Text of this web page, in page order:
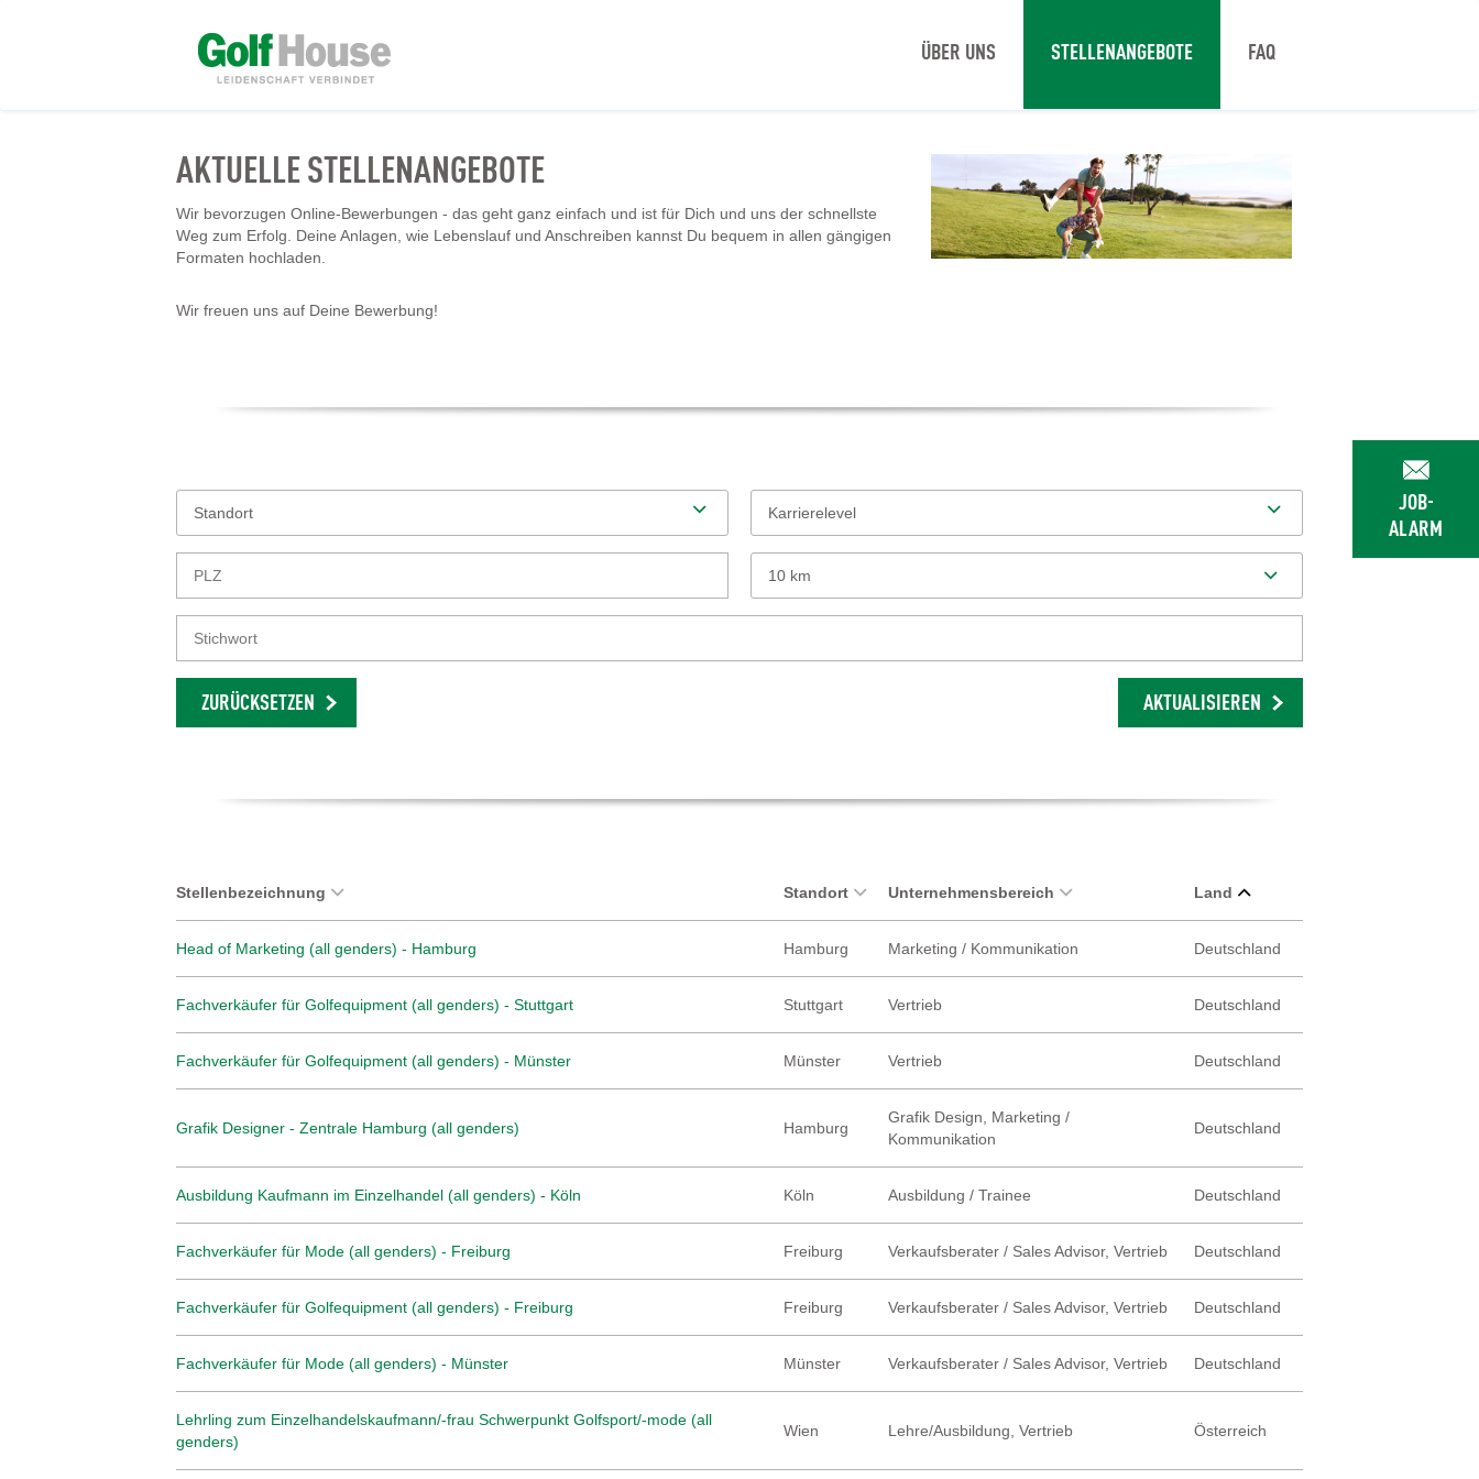
ÜBER UNS STELLENANGEBOTE FAQ
AKTUELLE STELLENANGEBOTE
Wir bevorzugen Online-Bewerbungen - das geht ganz einfach und ist für Dich und uns der schnellste
Weg zum Erfolg. Deine Anlagen, wie Lebenslauf und Anschreiben kannst Du bequem in allen gängigen
Formaten hochladen.
Wir freuen uns auf Deine Bewerbung!
Standort Karrierelevel
10 km
ZURÜCKSETZEN AKTUALISIEREN
Stellenbezeichnung Standort Unternehmensbereich Land
Head of Marketing (all genders) - Hamburg Hamburg Marketing / Kommunikation Deutschland
Fachverkäufer für Golfequipment (all genders) - Stuttgart Stuttgart Vertrieb Deutschland
Fachverkäufer für Golfequipment (all genders) - Münster Münster Vertrieb Deutschland
Grafik Designer - Zentrale Hamburg (all genders) Hamburg
Grafik Design, Marketing /
Kommunikation
Deutschland
Ausbildung Kaufmann im Einzelhandel (all genders) - Köln Köln Ausbildung / Trainee Deutschland
Fachverkäufer für Mode (all genders) - Freiburg Freiburg Verkaufsberater / Sales Advisor, Vertrieb Deutschland
Fachverkäufer für Golfequipment (all genders) - Freiburg Freiburg Verkaufsberater / Sales Advisor, Vertrieb Deutschland
Fachverkäufer für Mode (all genders) - Münster Münster Verkaufsberater / Sales Advisor, Vertrieb Deutschland
Lehrling zum Einzelhandelskaufmann/-frau Schwerpunkt Golfsport/-mode (all
genders)
Wien Lehre/Ausbildung, Vertrieb Österreich
JOB-
ALARM